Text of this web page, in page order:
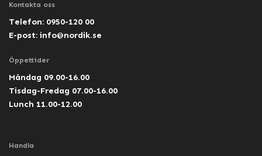
Kontakta oss
Telefon: 0950-120 00
E-post: info@nordik.se
Öppettider
Måndag 09.00-16.00
Tisdag-Fredag 07.00-16.00
Lunch 11.00-12.00
Handla